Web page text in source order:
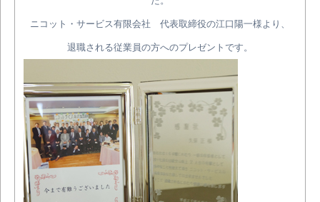
ニコット・サービス有限会社 代表取締役の江口陽一様より、
退職される従業員の方へのプレゼントです。